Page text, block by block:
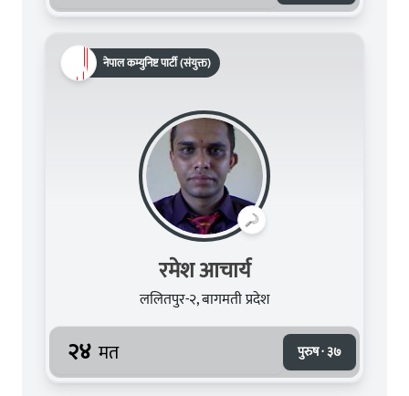
नेपाल कम्युनिष्ट पार्टी (संयुक्त)
रमेश आचार्य
ललितपुर-२, बागमती प्रदेश
२४ मत पुरुष · ३७